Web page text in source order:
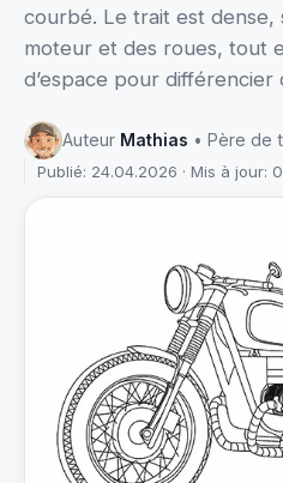
courbé. Le trait est
moteur et des roues, tout
d’espace pour différencier
Auteur Mathias • Père de
Publié: 24.04.2026 · Mis à jour: